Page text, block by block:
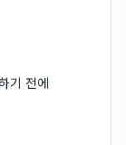
기 전에